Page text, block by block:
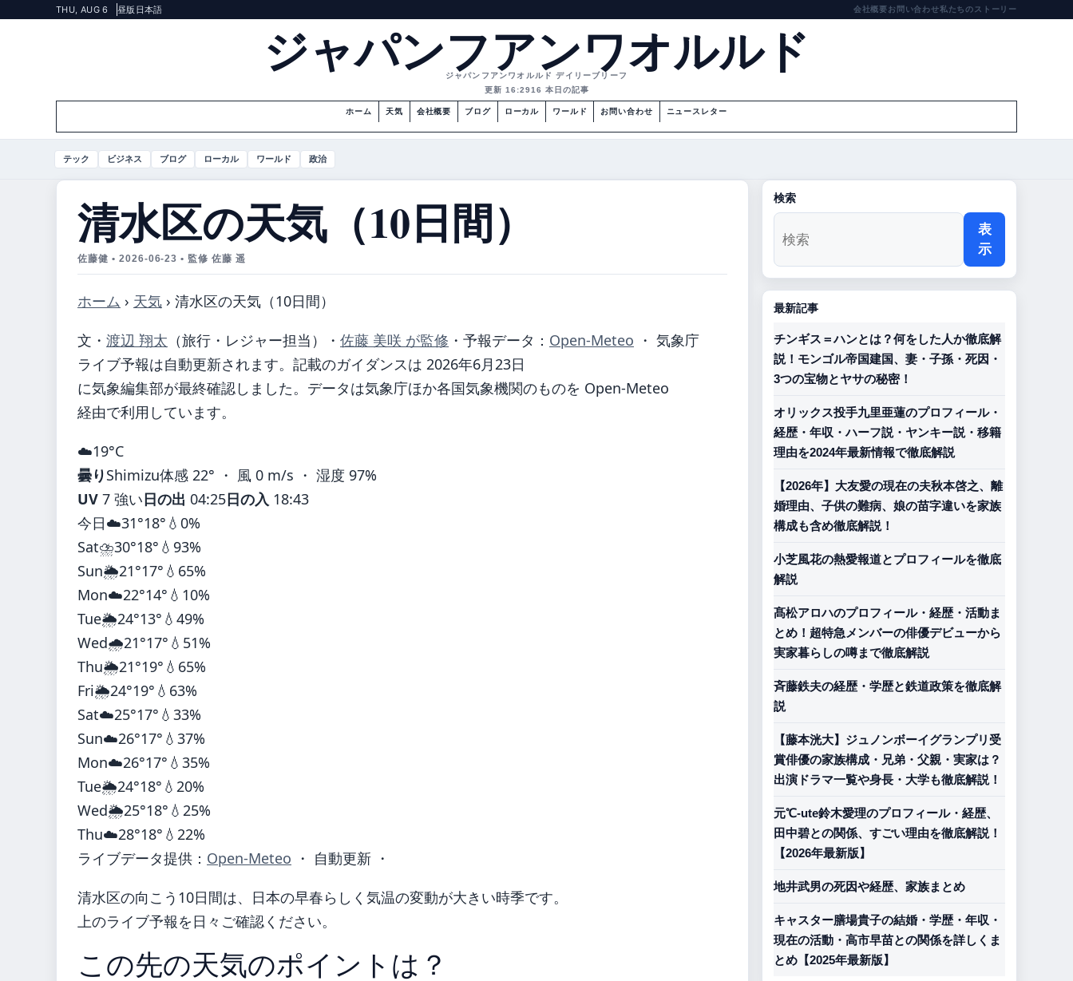
THU, AUG 6 昼版 日本語 会社概要お問い合わせ私たちのストーリー
ジャパンフアンワオルルド
ジャパンフアンワオルルド デイリーブリーフ
更新 16:2916 本日の記事
ホーム 天気 会社概要 ブログ ローカル ワールド お問い合わせ ニュースレター
テック ビジネス ブログ ローカル ワールド 政治
清水区の天気（10日間）
佐藤健 • 2026-06-23 • 監修 佐藤 遥
ホーム › 天気 › 清水区の天気（10日間）
文・ 渡辺 翔太 （旅行・レジャー担当） ・ 佐藤 美咲 が監修 ・ 予報データ： Open-Meteo ・ 気象庁
ライブ予報は自動更新されます。記載のガイダンスは 2026年6月23日
に気象編集部が最終確認しました。データは気象庁ほか各国気象機関のものを Open-Meteo
経由で利用しています。
☁️19°C
曇りShimizu体感 22° ・ 風 0 m/s ・ 湿度 97%
UV 7 強い日の出 04:25日の入 18:43
今日☁️31°18° 💧0%
Sat⛈️30°18° 💧93%
Sun🌦️21°17° 💧65%
Mon☁️22°14° 💧10%
Tue🌦️24°13° 💧49%
Wed🌧️21°17° 💧51%
Thu🌦️21°19° 💧65%
Fri🌦️24°19° 💧63%
Sat☁️25°17° 💧33%
Sun☁️26°17° 💧37%
Mon☁️26°17° 💧35%
Tue🌦️24°18° 💧20%
Wed🌦️25°18° 💧25%
Thu☁️28°18° 💧22%
ライブデータ提供： Open-Meteo ・ 自動更新 ・
清水区の向こう10日間は、日本の早春らしく気温の変動が大きい時季です。
上のライブ予報を日々ご確認ください。
この先の天気のポイントは？
検索
表
示
最新記事
チンギス＝ハンとは？何をした人か徹底解
説！モンゴル帝国建国、妻・子孫・死因・
3つの宝物とヤサの秘密！
オリックス投手九里亜蓮のプロフィール・
経歴・年収・ハーフ説・ヤンキー説・移籍
理由を2024年最新情報で徹底解説
【2026年】大友愛の現在の夫秋本啓之、離
婚理由、子供の難病、娘の苗字違いを家族
構成も含め徹底解説！
小芝風花の熱愛報道とプロフィールを徹底
解説
髙松アロハのプロフィール・経歴・活動ま
とめ！超特急メンバーの俳優デビューから
実家暮らしの噂まで徹底解説
斉藤鉄夫の経歴・学歴と鉄道政策を徹底解
説
【藤本洸大】ジュノンボーイグランプリ受
賞俳優の家族構成・兄弟・父親・実家は？
出演ドラマ一覧や身長・大学も徹底解説！
元℃-ute鈴木愛理のプロフィール・経歴、
田中碧との関係、すごい理由を徹底解説！
【2026年最新版】
地井武男の死因や経歴、家族まとめ
キャスター膳場貴子の結婚・学歴・年収・
現在の活動・高市早苗との関係を詳しくま
とめ【2025年最新版】